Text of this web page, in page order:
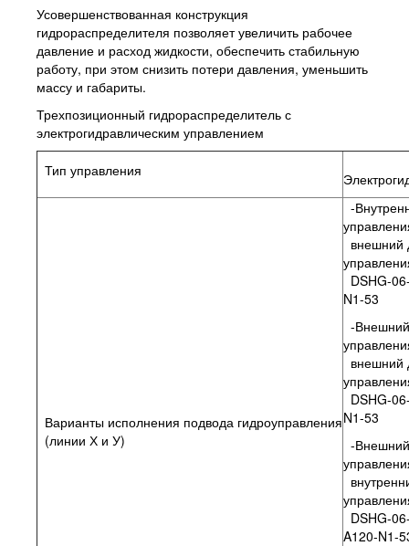
Усовершенствованная конструкция
гидрораспределителя позволяет увеличить рабочее
давление и расход жидкости, обеспечить стабильную
работу, при этом снизить потери давления, уменьшить
массу и габариты.
Трехпозиционный гидрораспределитель с
электрогидравлическим управлением
Тип управления
Варианты исполнения подвода гидроуправления
(линии Х и У)
-
внешний
DSHG-
N1-53
-
внешний
DSHG-
N1-53
-
DSHG-
A120-N1-